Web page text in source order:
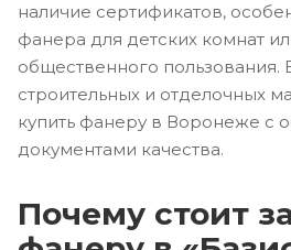
наличие сертификатов,
фанера для детских комнат
общественного
строительных и отделочных
купить фанеру в Воронеже с
документами качества.
Почему стоит